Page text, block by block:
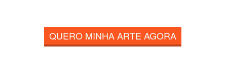
QUERO MINHA ARTE AGORA